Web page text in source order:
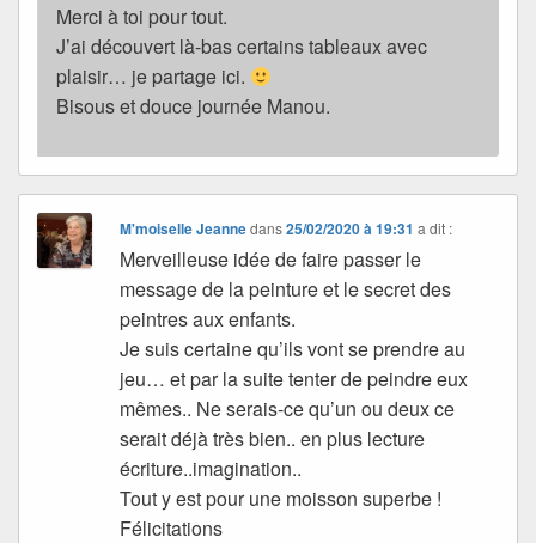
Merci à toi pour tout.
J’ai découvert là-bas certains tableaux avec
plaisir… je partage ici.
Bisous et douce journée Manou.
M'moiselle Jeannedans25/02/2020 à 19:31 a dit :
Merveilleuse idée de faire passer le
message de la peinture et le secret des
peintres aux enfants.
Je suis certaine qu’ils vont se prendre au
jeu… et par la suite tenter de peindre eux
mêmes.. Ne serais-ce qu’un ou deux ce
serait déjà très bien.. en plus lecture
écriture..imagination..
Tout y est pour une moisson superbe !
Félicitations